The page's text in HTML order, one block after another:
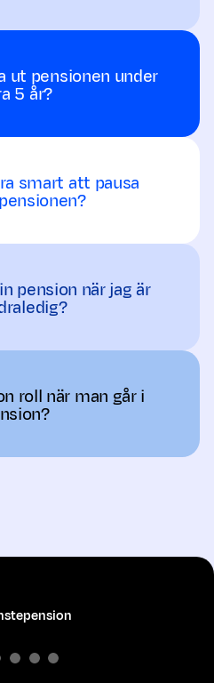
ut pensionen under
5 år?
smart att pausa
pension när jag är
roll när man går i